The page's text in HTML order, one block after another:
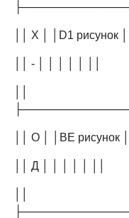
││ Х │ │D1 рисунок │
││ - │ │ │ │ │ ││
││ О │ │BE рисунок
││ Д │ │ │ │ │ ││